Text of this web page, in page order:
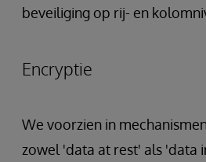
beveiliging op rij- en
Encryptie
We voorzien in
zowel 'data at rest' als 'data